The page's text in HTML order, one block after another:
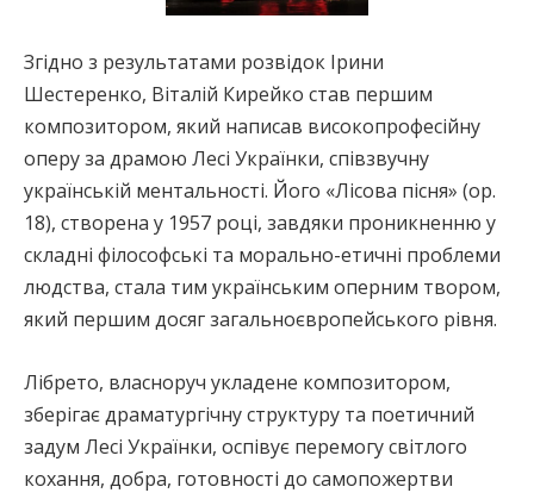
Згідно з результатами розвідок Ірини
Шестеренко, Віталій Кирейко став першим
композитором, який написав високопрофесійну
оперу за драмою Лесі Українки, співзвучну
українській ментальності. Його «Лісова пісня» (ор.
18), створена у 1957 році, завдяки проникненню у
складні філософські та морально-етичні проблеми
людства, стала тим українським оперним твором,
який першим досяг загальноєвропейського рівня.
Лібрето, власноруч укладене композитором,
зберігає драматургічну структуру та поетичний
задум Лесі Українки, оспівує перемогу світлого
кохання, добра, готовності до самопожертви